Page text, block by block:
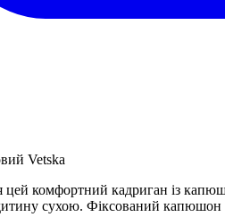
Vetska
комфортний кадриган із
сухою. Фіксований капюшон